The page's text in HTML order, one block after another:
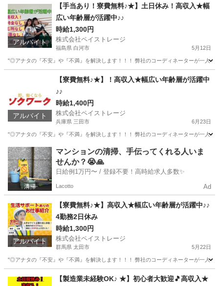
アルバイト
【手当あり！寮費無料♪★】土日休み！高収入★幅
広い年齢層が活躍中♪♪
時給1,300円
株式会社ペイストレージ
福島県 白河市 5月12日
"◎アナタの『不安』や『不満』を解決します！！！ 弊社のコーディネーターが一人
工場 時給
アルバイト
【寮費無料♪★】！高収入★幅広い年齢層が活躍中
♪♪
時給1,400円
株式会社ペイストレージ
兵庫県 三田市 6月23日
"◎アナタの『不安』や『不満』を解決します！！！ 弊社のコーディネーターが一人
兵庫 三田市 軽作業 時給
マンションの清掃、手伝ってくれる人いま
せんか？😭🙏
日給例1万円〜 / 登録不要！高時給求人多数✨
Lacotto Ad
アルバイト
【寮費無料♪★】高収入★幅広い年齢層が活躍中♪♪
4勤務2日休み
時給1,300円
株式会社ペイストレージ
群馬県 太田市 5月22日
"◎アナタの『不安』や『不満』を解決します！！！ 弊社のコーディネーターが一人
工場 時給
【製造業未経験OK♪ ★】初心者大歓迎🎵高収入★